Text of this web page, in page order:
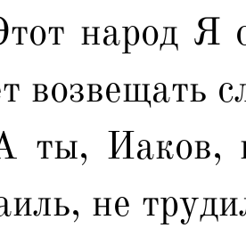
народ Я
возвещать
ты, Иаков,
не